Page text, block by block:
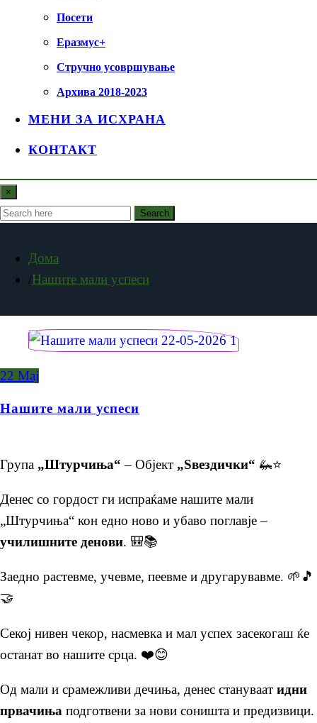
Посети
Еразмус+
Стручно усовршување
Архива 2018-2023
МЕНИ ЗА ИСХРАНА
КОНТАКТ
×
Search
Дома
Нашите мали успеси
22 Мај
Нашите мали успеси
Група „Штурчиња“ – Објект „Ѕвездички“ 🦗⭐
Денес со гордост ги испраќаме нашите мали
„Штурчиња“ кон едно ново и убаво поглавје –
училишните денови. 🎒📚
Заедно растевме, учевме, пеевме и другарувавме. 🌱🎵
🤝
Секој нивен чекор, насмевка и мал успех засекогаш ќе
останат во нашите срца. ❤️😊
Од мали и срамежливи дечиња, денес стануваат идни
првачиња подготвени за нови соништа и предизвици.